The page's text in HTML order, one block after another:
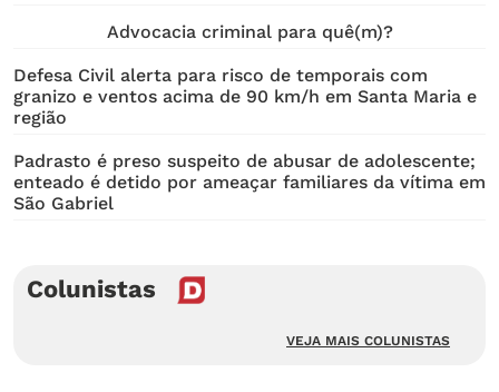
Advocacia criminal para quê(m)?
Defesa Civil alerta para risco de temporais com
granizo e ventos acima de 90 km/h em Santa Maria e
região
Padrasto é preso suspeito de abusar de adolescente;
enteado é detido por ameaçar familiares da vítima em
São Gabriel
Colunistas
VEJA MAIS COLUNISTAS